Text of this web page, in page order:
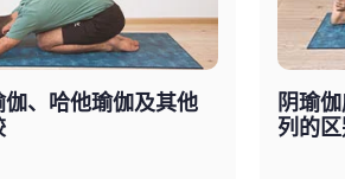
伽、哈他瑜伽及其他
阴瑜
列的区